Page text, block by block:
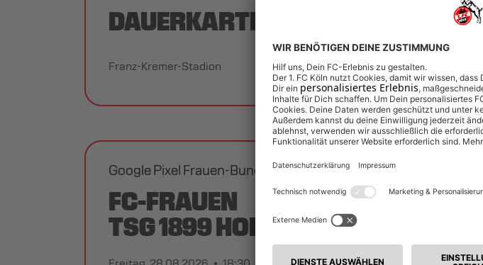
DAUERKARTE FC-FRAUEN
Franz-Kremer-Stadion
Google Pixel Frauen-Bundesliga 2026/27 2. Spieltag FC-Frauen
FC-FRAUEN
TSG 1899 HOFFENHEIM